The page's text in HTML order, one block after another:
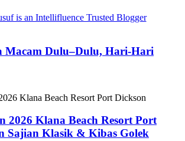
Macam Dulu–Dulu, Hari-Hari
2026 Klana Beach Resort Port
Sajian Klasik & Kibas Golek